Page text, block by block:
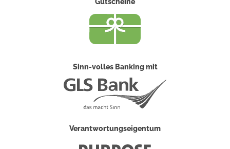
Sinn-volles Banking mit
Verantwortungseigentum